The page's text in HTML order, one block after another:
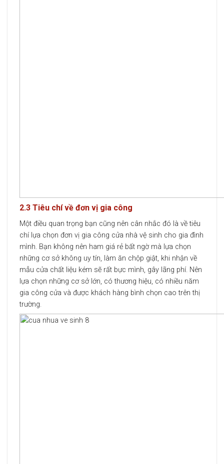
2.3 Tiêu chí về đơn vị gia công
Một điều quan trọng bạn cũng nên cân nhắc đó là về tiêu
chí lựa chọn đơn vị gia công cửa nhà vệ sinh cho gia đình
mình. Bạn không nên ham giá rẻ bất ngờ mà lựa chọn
những cơ sở không uy tín, làm ăn chộp giật, khi nhận về
mẫu cửa chất liệu kém sẽ rất bực mình, gây lãng phí. Nên
lựa chọn những cơ sở lớn, có thương hiệu, có nhiều năm
gia công cửa và được khách hàng bình chọn cao trên thị
trường.